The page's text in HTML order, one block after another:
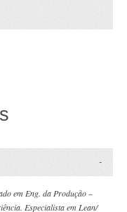
em Eng. da Produção –
Especialista em Lean/